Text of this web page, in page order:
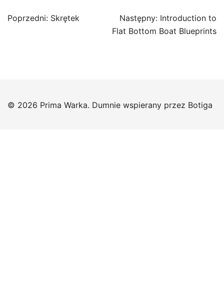
Nawigacja
Poprzedni: Skrętek Następny: Introduction to
Flat Bottom Boat Blueprints
© 2026 Prima Warka. Dumnie wspierany przez Botiga